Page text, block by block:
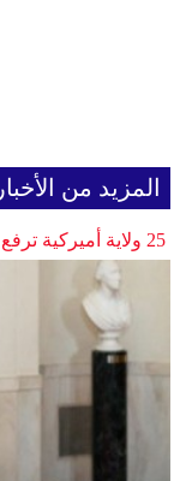
المزيد من الأخبار
25 ولاية أميركية ترفع دعوى ضد ترامب بسبب الرسوم الجمركية